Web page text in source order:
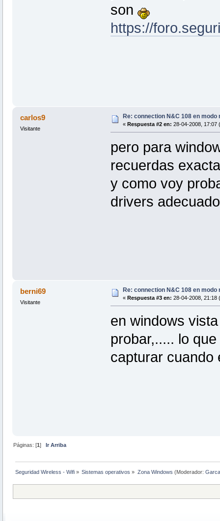
son
https://
carlos9
Visitante
Re: connection N&C 108 en modo
« Respuesta #2 en: 28-04-2008, 17:07
pero para
recuerdas
y como voy
drivers
berni69
Visitante
Re: connection N&C 108 en modo
« Respuesta #3 en: 28-04-2008, 21:18
en windows
probar,..... lo
capturar
Páginas: [1]Ir Arriba
Seguridad Wireless - Wifi » Sistemas operativos » Zona Windows (Moderador: